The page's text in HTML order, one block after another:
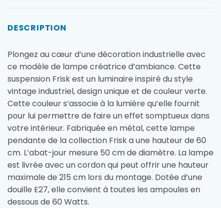
DESCRIPTION
Plongez au cœur d’une décoration industrielle avec
ce modèle de lampe créatrice d’ambiance. Cette
suspension Frisk est un luminaire inspiré du style
vintage industriel, design unique et de couleur verte.
Cette couleur s’associe à la lumière qu’elle fournit
pour lui permettre de faire un effet somptueux dans
votre intérieur. Fabriquée en métal, cette lampe
pendante de la collection Frisk a une hauteur de 60
cm. L’abat-jour mesure 50 cm de diamètre. La lampe
est livrée avec un cordon qui peut offrir une hauteur
maximale de 215 cm lors du montage. Dotée d’une
douille E27, elle convient à toutes les ampoules en
dessous de 60 Watts.